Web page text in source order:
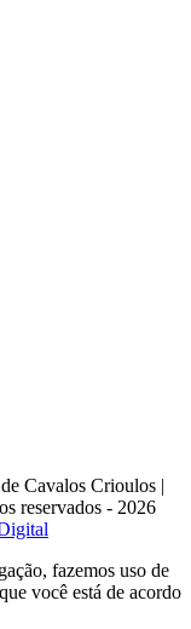
Cavalos Crioulos |
reservados - 2026
fazemos uso de
você está de acordo